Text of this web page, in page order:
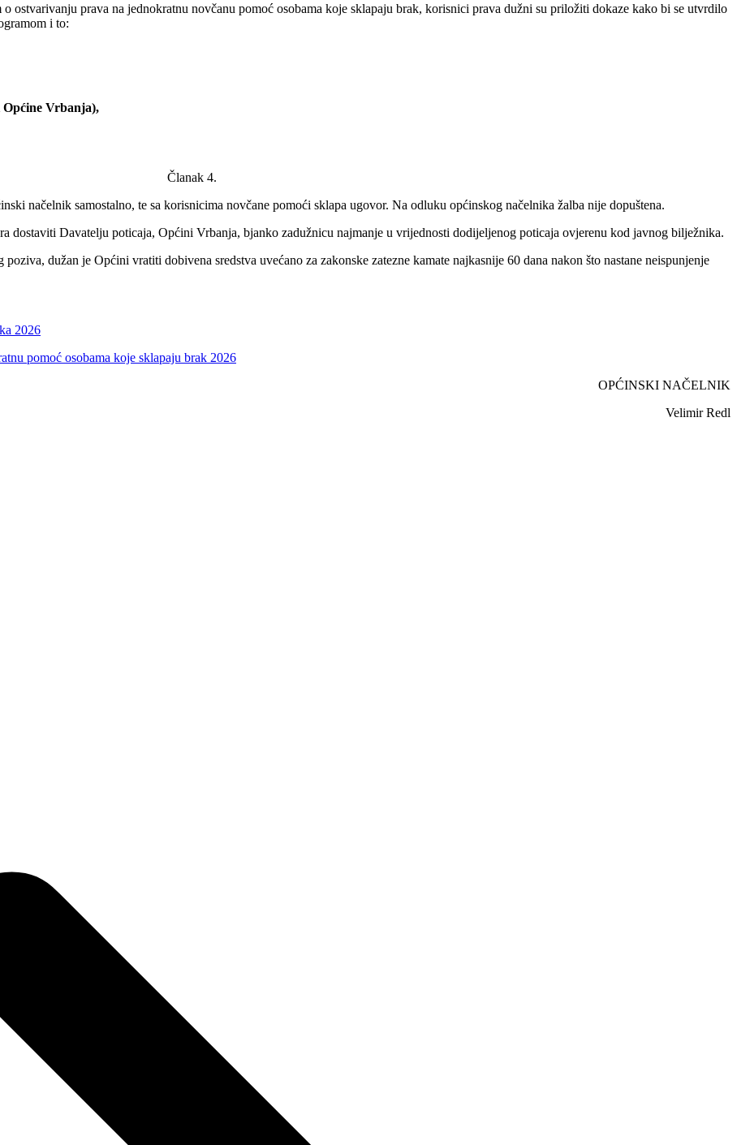
o ostvarivanju prava na jednokratnu novčanu pomoć osobama koje sklapaju brak, korisnici prava dužni su priložiti dokaze kako bi se utvrdilo
i to:
Općine Vrbanja),
Članak 4.
načelnik samostalno, te sa korisnicima novčane pomoći sklapa ugovor. Na odluku općinskog načelnika žalba nije dopuštena.
dostaviti Davatelju poticaja, Općini Vrbanja, bjanko zadužnicu najmanje u vrijednosti dodijeljenog poticaja ovjerenu kod javnog bilježnika.
dužan je Općini vratiti dobivena sredstva uvećano za zakonske zatezne kamate najkasnije 60 dana nakon što nastane neispunjenje
2026
pomoć osobama koje sklapaju brak 2026
OPĆINSKI NAČELNIK
Velimir Redl